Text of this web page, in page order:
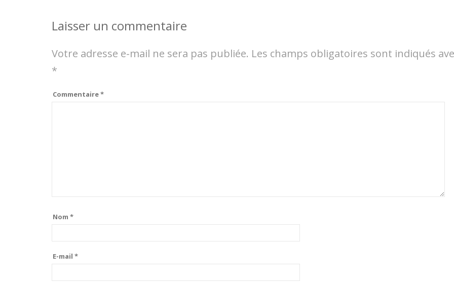
Laisser un commentaire
Votre adresse e-mail ne sera pas publiée. Les champs obligatoires sont indiqués
*
Commentaire*
Nom *
E-mail *